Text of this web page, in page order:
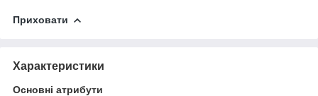
Приховати
Характеристики
Основні атрибути